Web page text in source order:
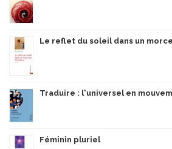
Le reflet du soleil dans un
Traduire : l'universel en
Féminin pluriel